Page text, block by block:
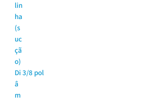
lin
ha
(s
uc
çã
o)
Di
â
m
3/8 pol